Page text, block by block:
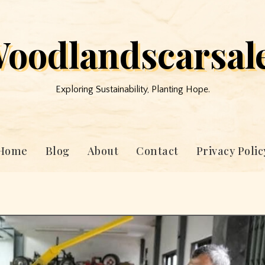
Exploring Sustainability, Planting Hope.
Blog About Contact Privacy